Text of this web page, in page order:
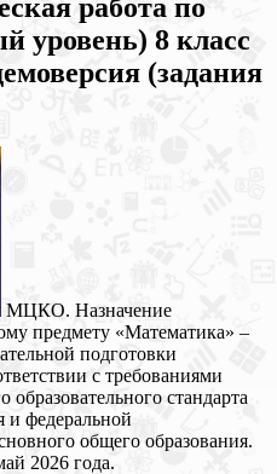
работа по
уровень) 8 класс
(задания
МЦКО. Назначение
предмету «Математика» –
подготовки
с требованиями
образовательного стандарта
и федеральной
общего образования.
2026 года.